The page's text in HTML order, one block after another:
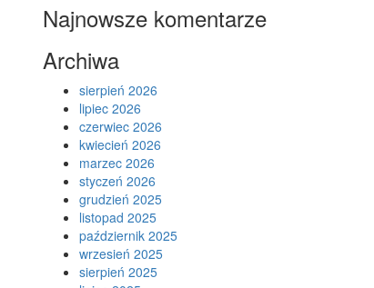
Najnowsze komentarze
Archiwa
sierpień 2026
lipiec 2026
czerwiec 2026
kwiecień 2026
marzec 2026
styczeń 2026
grudzień 2025
listopad 2025
październik 2025
wrzesień 2025
sierpień 2025